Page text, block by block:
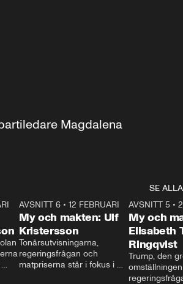
Magdalena
SE ALLA
27:30
AVSNITT 6 •12 FEBRUARI
My och makten: Ulf
Kristersson
Tonårsutvisningarna,
regeringsfrågan och
matpriserna står i fokus i
AVSNITT 5 •
My och
Elisabeth
Ringqvist
Trump, den